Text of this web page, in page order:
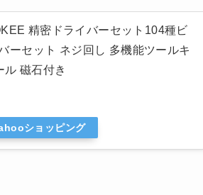
精密ドライバーセット104種ビ
ーセット ネジ回し 多機能ツールキ
磁石付き
ショッピング